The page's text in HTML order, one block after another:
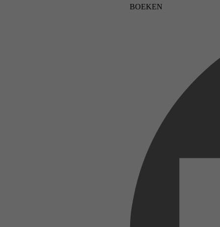
BOEKEN